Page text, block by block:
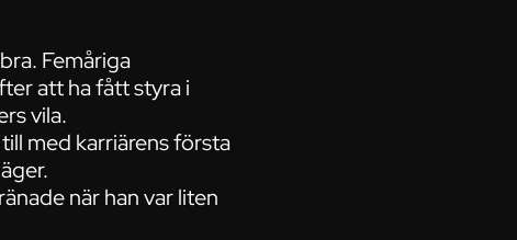
Femåriga
att ha fått styra i
vila.
med karriärens första
när han var liten